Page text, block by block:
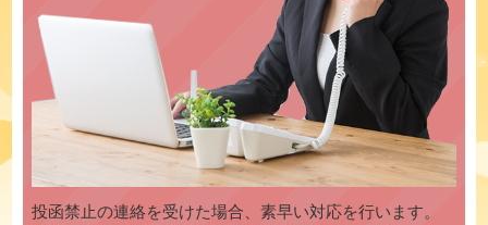
投函禁止の連絡を受けた場合、素早い対応を行います。